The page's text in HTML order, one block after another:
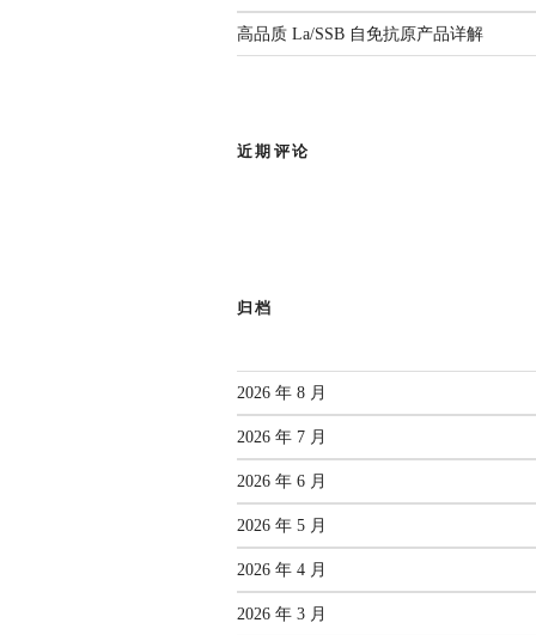
国家
高品质 La/SSB 自免抗原产品详解
近期评论
归档
2026 年 8 月
2026 年 7 月
2026 年 6 月
2026 年 5 月
2026 年 4 月
2026 年 3 月